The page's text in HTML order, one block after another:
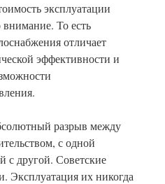
эксплуатации
То есть
отличает
эффективности и
разрыв между
с одной
с другой. Советские
Эксплуатация их никогда